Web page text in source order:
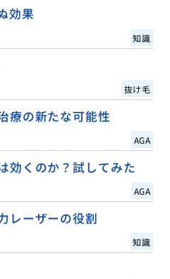
効果
知識
抜け毛
療の新たな可能性
AGA
効くのか？試してみた
AGA
レーザーの役割
知識